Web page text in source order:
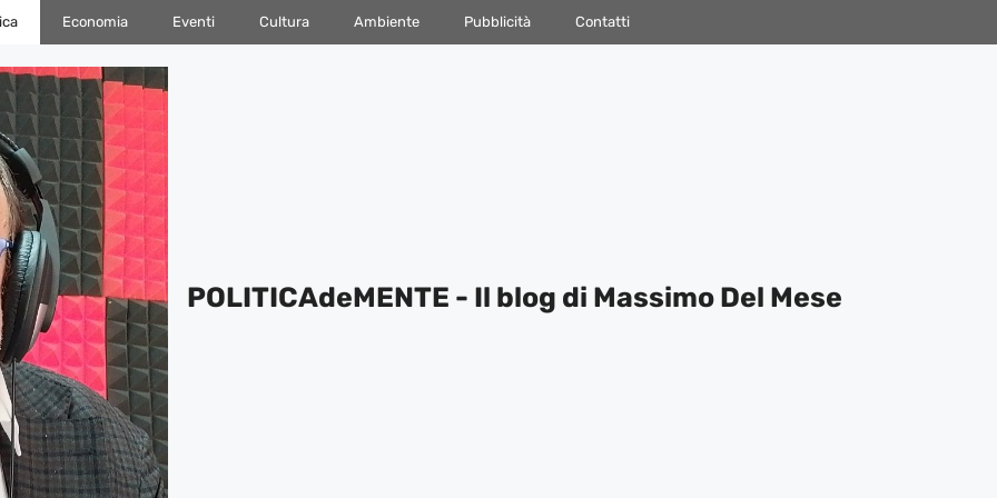
Economia Eventi Cultura Ambiente Pubblicità Contatti
POLITICAdeMENTE - Il blog di Massimo Del Mese